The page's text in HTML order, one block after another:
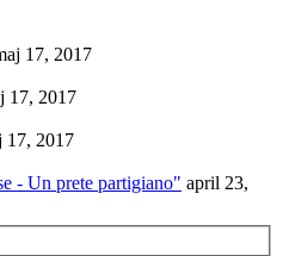
17, 2017
17, 2017
17, 2017
- Un prete partigiano" april 23,